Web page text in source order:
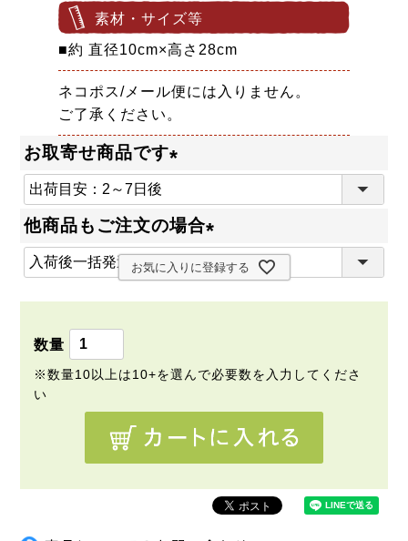
素材・サイズ等
■約 直径10cm×高さ28cm
ネコポス/メール便には入りません。
ご了承ください。
お取寄せ商品です
必
)
他商品もご注文の場合
(
お気に入りに登録する